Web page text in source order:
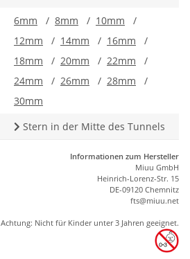
6mm / 8mm / 10mm
/
12mm
/ 14mm / 16mm
/
18mm
/ 20mm / 22mm
/
24mm
/ 26mm / 28mm
/
30mm
Stern in der Mitte des Tunnels
Informationen zum Hersteller
Miuu GmbH
Heinrich-Lorenz-Str. 15
DE-09120 Chemnitz
fts@miuu.net
Achtung: Nicht für Kinder unter 3 Jahren geeignet.